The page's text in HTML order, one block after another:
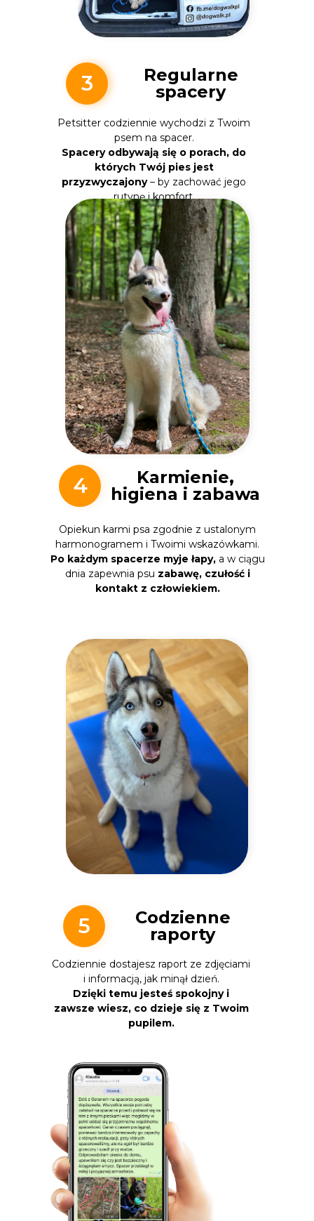
3
Petsitter codziennie wychodzi z Twoim
psem na spacer.
Spacery odbywają się o porach, do
których Twój pies jest
przyzwyczajony– by zachować jego
rutynę i komfort.
Regularne
spacery
4
Karmienie,
higiena i zabawa
Opiekun karmi psa zgodnie z ustalonym
harmonogramem i Twoimi wskazówkami.
Po każdym spacerze myje łapy,a w ciągu
dnia zapewnia psu zabawę, czułość i
kontakt z człowiekiem.
5
Codzienne
raporty
Codziennie dostajesz raport ze zdjęciami
i informacją, jak minął dzień.
Dzięki temu jesteś spokojny i
zawsze wiesz, co dzieje się z Twoim
pupilem.